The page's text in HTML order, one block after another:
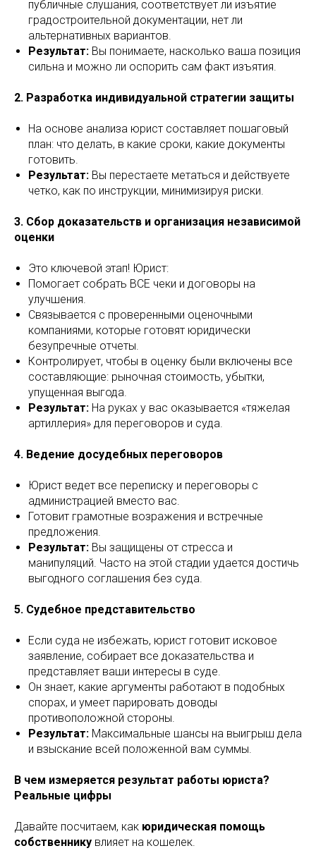
публичные слушания, соответствует ли изъятие
градостроительной документации, нет ли
альтернативных вариантов.
Результат: Вы понимаете, насколько ваша позиция
сильна и можно ли оспорить сам факт изъятия.
2. Разработка индивидуальной стратегии защиты
На основе анализа юрист составляет пошаговый
план: что делать, в какие сроки, какие документы
готовить.
Результат: Вы перестаете метаться и действуете
четко, как по инструкции, минимизируя риски.
3. Сбор доказательств и организация независимой
оценки
Это ключевой этап! Юрист:
Помогает собрать ВСЕ чеки и договоры на
улучшения.
Связывается с проверенными оценочными
компаниями, которые готовят юридически
безупречные отчеты.
Контролирует, чтобы в оценку были включены все
составляющие: рыночная стоимость, убытки,
упущенная выгода.
Результат: На руках у вас оказывается «тяжелая
артиллерия» для переговоров и суда.
4. Ведение досудебных переговоров
Юрист ведет все переписку и переговоры с
администрацией вместо вас.
Готовит грамотные возражения и встречные
предложения.
Результат: Вы защищены от стресса и
манипуляций. Часто на этой стадии удается достичь
выгодного соглашения без суда.
5. Судебное представительство
Если суда не избежать, юрист готовит исковое
заявление, собирает все доказательства и
представляет ваши интересы в суде.
Он знает, какие аргументы работают в подобных
спорах, и умеет парировать доводы
противоположной стороны.
Результат: Максимальные шансы на выигрыш дела
и взыскание всей положенной вам суммы.
В чем измеряется результат работы юриста?
Реальные цифры
Давайте посчитаем, как юридическая помощь
собственнику влияет на кошелек.